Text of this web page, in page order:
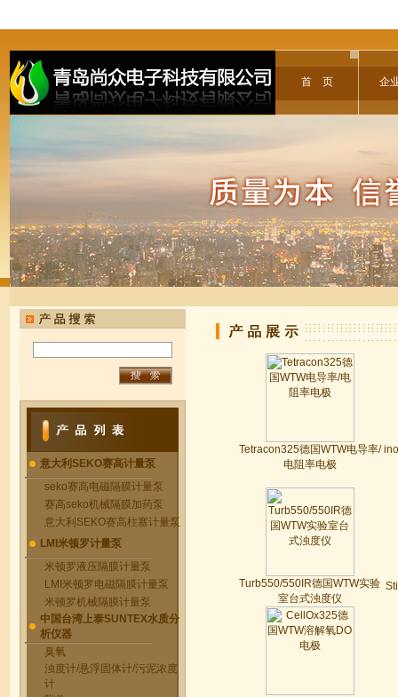
首 页 企
意大利SEKO赛高计量泵
seko赛高电磁隔膜计量泵
赛高seko机械隔膜加药泵
意大利SEKO赛高柱塞计量泵
LMI米顿罗计量泵
米顿罗液压隔膜计量泵
LMI米顿罗电磁隔膜计量泵
米顿罗机械隔膜计量泵
中国台湾上泰SUNTEX水质分
析仪器
臭氧
浊度计/悬浮固体计/污泥浓度
计
Tetracon325德国WTW电导率/
电阻率电极
Turb550/550IR德国WTW实验
室台式浊度仪